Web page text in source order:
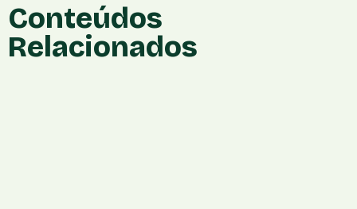
Conteúdos
Relacionados